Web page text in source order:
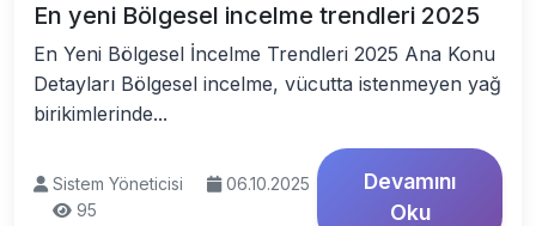
En yeni Bölgesel incelme trendleri 2025
En Yeni Bölgesel İncelme Trendleri 2025 Ana Konu
Detayları Bölgesel incelme, vücutta istenmeyen yağ
birikimlerinde...
Sistem Yöneticisi
06.10.2025
95
Devamını
Oku